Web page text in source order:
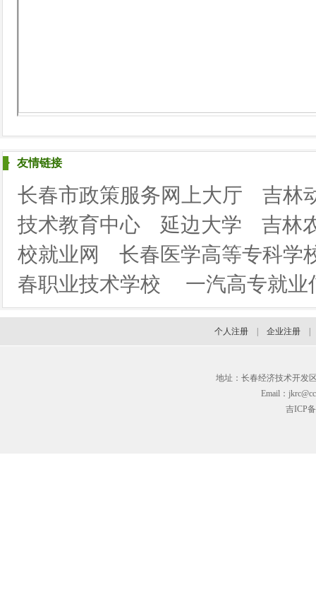
友情链接
长春市政策服务网上大厅
吉林
技术教育中心
延边大学
吉林
校就业网
长春医学高等专科学
春职业技术学校
一汽高专就业
个人注册 企业注册
地址：长春经济技术开发
Email：
吉ICP